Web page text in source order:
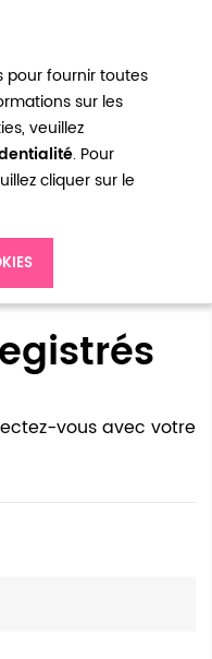
pour fournir toutes
sur les
veuillez
. Pour
cliquer sur le
vous avec votre